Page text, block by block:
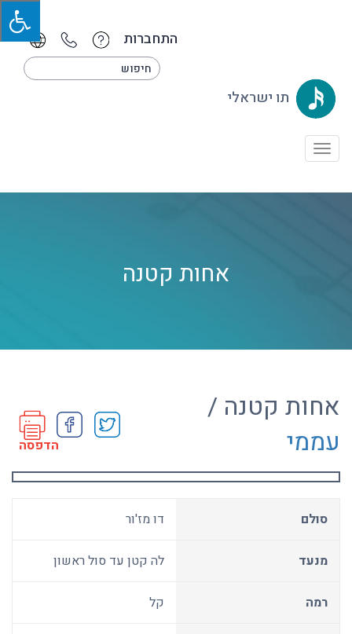
התחברות
תו ישראלי
Toggle
אחות קטנה
אחות קטנה /
עממי
הדפסה
סולם דו מז'ור
מנעד לה קטן עד סול ראשון
רמה קל